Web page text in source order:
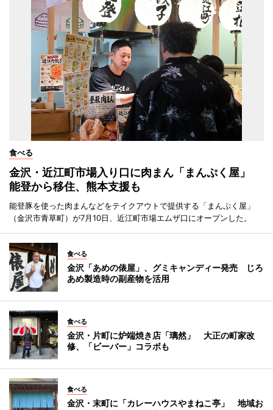
食べる
金沢・近江町市場入り口に肉まん「まんぷく屋」
能登から移住、熊本支援も
能登豚を使った肉まんなどをテイクアウトで提供する「まんぷく屋」
（金沢市青草町）が7月10日、近江町市場エムザ口にオープンした。
食べる
金沢「あめの俵屋」、グミキャンディー発売 じろ
あめ製造時の副産物を活用
食べる
金沢・片町に炉端焼き店「璃然」 大正の町家改
修、「ビーバー」コラボも
食べる
金沢・末町に「カレーハウスやまねこ亭」 地域お